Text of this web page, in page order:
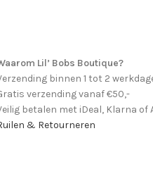
Lil’ Bobs Boutique?
binnen 1 tot 2
verzending vanaf €50,-
betalen met iDeal, Klarna
& Retourneren